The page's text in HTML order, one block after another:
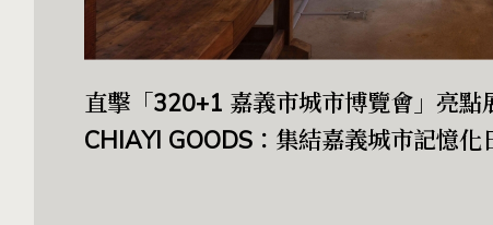
直擊「320+1 嘉義市城市博覽會」亮點
CHIAYI GOODS：集結嘉義城市記憶化